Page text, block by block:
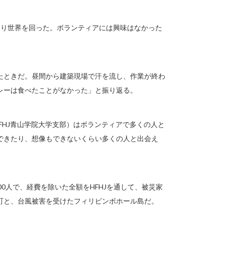
世界を回った。ボランティアには興味はなかった
きだ。昼間から建築現場で汗を流し、作業が終わ
は食べたことがなかった」と振り返る。
青山学院大学支部）はボランティアで多くの人と
たり、想像もできないくらい多くの人と出会え
で、経費を除いた全額をHFHJを通して、被災家
、台風被害を受けたフィリピンボホール島だ。